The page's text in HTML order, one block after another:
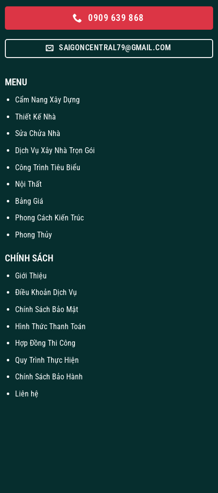
0909 639 868
SAIGONCENTRAL79@GMAIL.COM
MENU
Cẩm Nang Xây Dựng
Thiết Kế Nhà
Sửa Chửa Nhà
Dịch Vụ Xây Nhà Trọn Gói
Công Trình Tiêu Biểu
Nội Thất
Bảng Giá
Phong Cách Kiến Trúc
Phong Thủy
CHÍNH SÁCH
Giới Thiệu
Điều Khoản Dịch Vụ
Chính Sách Bảo Mật
Hình Thức Thanh Toán
Hợp Đồng Thi Công
Quy Trình Thực Hiện
Chính Sách Bảo Hành
Liên hệ